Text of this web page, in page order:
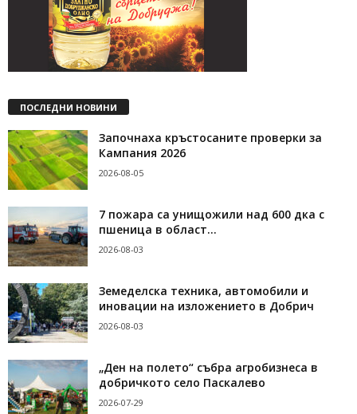
ПОСЛЕДНИ НОВИНИ
Започнаха кръстосаните проверки за
Кампания 2026
2026-08-05
7 пожара са унищожили над 600 дка с
пшеница в област...
2026-08-03
Земеделска техника, автомобили и
иновации на изложението в Добрич
2026-08-03
„Ден на полето“ събра агробизнеса в
добричкото село Паскалево
2026-07-29